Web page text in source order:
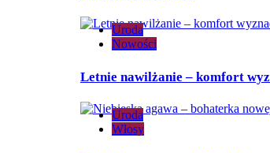
Uroda
Nowości
Letnie nawilżanie – komfort
Uroda
Włosy